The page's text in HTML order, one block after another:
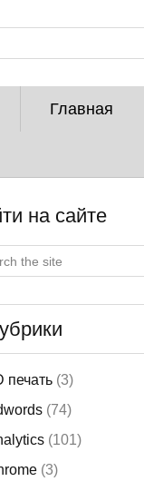
Главная
на сайте
печать (3)
(74)
(101)
(3)